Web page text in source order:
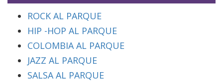
ROCK AL PARQUE
HIP -HOP AL PARQUE
COLOMBIA AL PARQUE
JAZZ AL PARQUE
SALSA AL PARQUE